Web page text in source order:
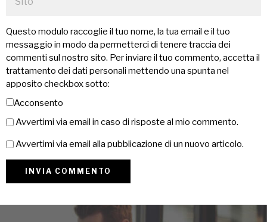
Questo modulo raccoglie il tuo nome, la tua email e il tuo
messaggio in modo da permetterci di tenere traccia dei
commenti sul nostro sito. Per inviare il tuo commento, accetta il
trattamento dei dati personali mettendo una spunta nel
apposito checkbox sotto:
Acconsento
Avvertimi via email in caso di risposte al mio commento.
Avvertimi via email alla pubblicazione di un nuovo articolo.